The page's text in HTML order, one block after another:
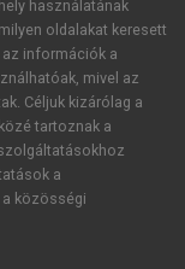
használatának
oldalakat keresett
információk a
mivel az
Céljuk kizárólag a
tartoznak a
a
a közösségi